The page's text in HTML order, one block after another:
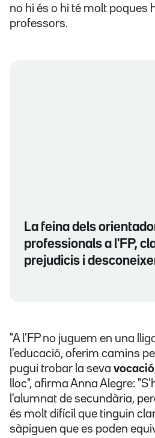
no hi és o hi té molt poques
professors.
La feina dels
professionals a l'FP,
prejudicis i
"A l'FP no juguem en una
l'educació, oferim camins
pugui trobar la seva vocació
lloc", afirma Anna Alegre:
l'alumnat de secundària,
és molt difícil que tinguin
sàpiguen que es poden